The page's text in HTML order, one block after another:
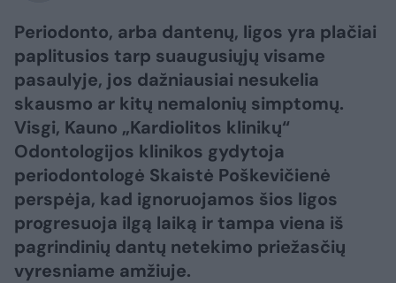
Periodonto, arba dantenų, ligos yra plačiai
paplitusios tarp suaugusiųjų visame
pasaulyje, jos dažniausiai nesukelia
skausmo ar kitų nemalonių simptomų.
Visgi, Kauno „Kardiolitos klinikų“
Odontologijos klinikos gydytoja
periodontologė Skaistė Poškevičienė
perspėja, kad ignoruojamos šios ligos
progresuoja ilgą laiką ir tampa viena iš
pagrindinių dantų netekimo priežasčių
vyresniame amžiuje.